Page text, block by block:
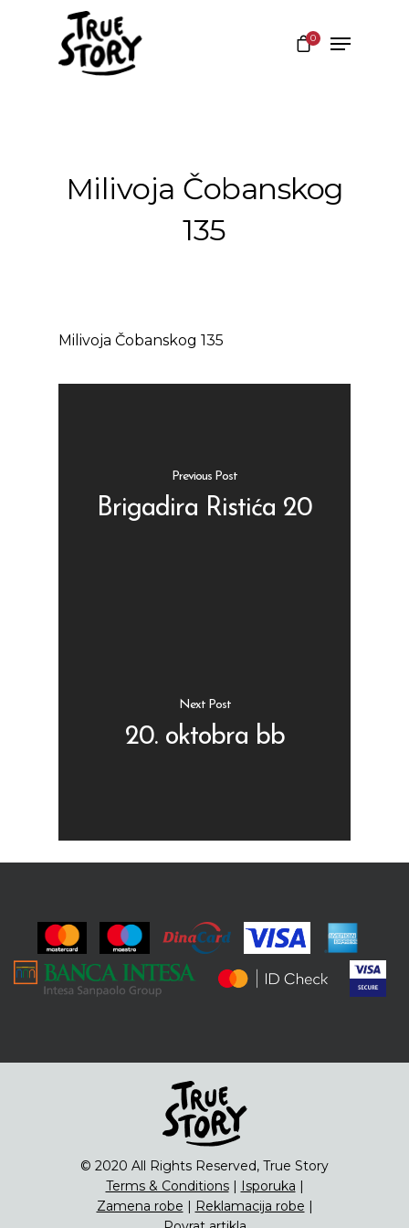
0
Milivoja Čobanskog
135
Milivoja Čobanskog 135
Previous Post
Brigadira Ristića 20
Next Post
20. oktobra bb
© 2020 All Rights Reserved, True Story
Terms & Conditions| Isporuka |
Zamena robe | Reklamacija robe |
Paketi proizvoda